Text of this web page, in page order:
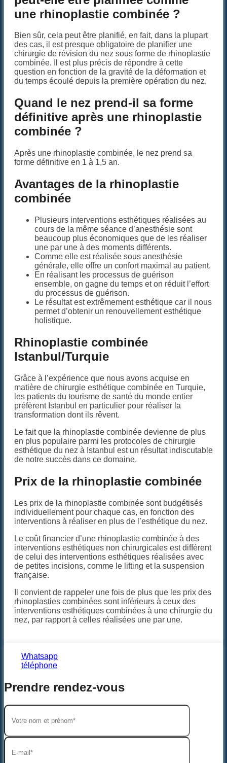
une rhinoplastie combinée ?
Bien sûr, cela peut être planifié, en fait, dans la plupart
des cas, il est presque obligatoire de planifier une
chirurgie de révision du nez sous forme de rhinoplastie
combinée. Il est plus précis de répondre à cette
question en fonction de la gravité de la déformation et
du temps écoulé depuis la première opération du nez.
Quand le nez prend-il sa forme
définitive après une rhinoplastie
combinée ?
Après une rhinoplastie combinée, le nez prend sa
forme définitive en 1 à 1,5 an.
Avantages de la rhinoplastie
combinée
Plusieurs interventions esthétiques réalisées au
cours de la même séance d’anesthésie sont
beaucoup plus économiques que de les réaliser
une par une à des moments différents.
Comme elle est réalisée sous anesthésie
générale, elle offre un confort maximal au patient.
En réalisant les processus de guérison
ensemble, on gagne du temps et on réduit l’effort
du processus de guérison.
Le résultat est extrêmement esthétique car il nous
permet d’obtenir un renouvellement esthétique
holistique.
Rhinoplastie combinée
Istanbul/Turquie
Grâce à l’expérience que nous avons acquise en
matière de chirurgie esthétique combinée en Turquie,
les patients du tourisme de santé du monde entier
préfèrent Istanbul en particulier pour réaliser la
transformation dont ils rêvent.
Le fait que la rhinoplastie combinée devienne de plus
en plus populaire parmi les protocoles de chirurgie
esthétique du nez à Istanbul est un résultat indiscutable
de notre succès dans ce domaine.
Prix de la rhinoplastie combinée
Les prix de la rhinoplastie combinée sont budgétisés
individuellement pour chaque cas, en fonction des
interventions à réaliser en plus de l’esthétique du nez.
Le coût financier d’une rhinoplastie combinée à des
interventions esthétiques non chirurgicales est différent
de celui des interventions esthétiques réalisées avec
de petites incisions, comme le lifting et la suspension
française.
Il convient de rappeler une fois de plus que les prix des
rhinoplasties combinées sont inférieurs à ceux des
interventions esthétiques combinées à une chirurgie du
nez, par rapport à celles réalisées une par une.
Whatsapp
téléphone
Prendre rendez-vous